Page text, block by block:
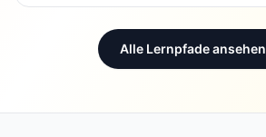
Alle Lernpfade ansehen